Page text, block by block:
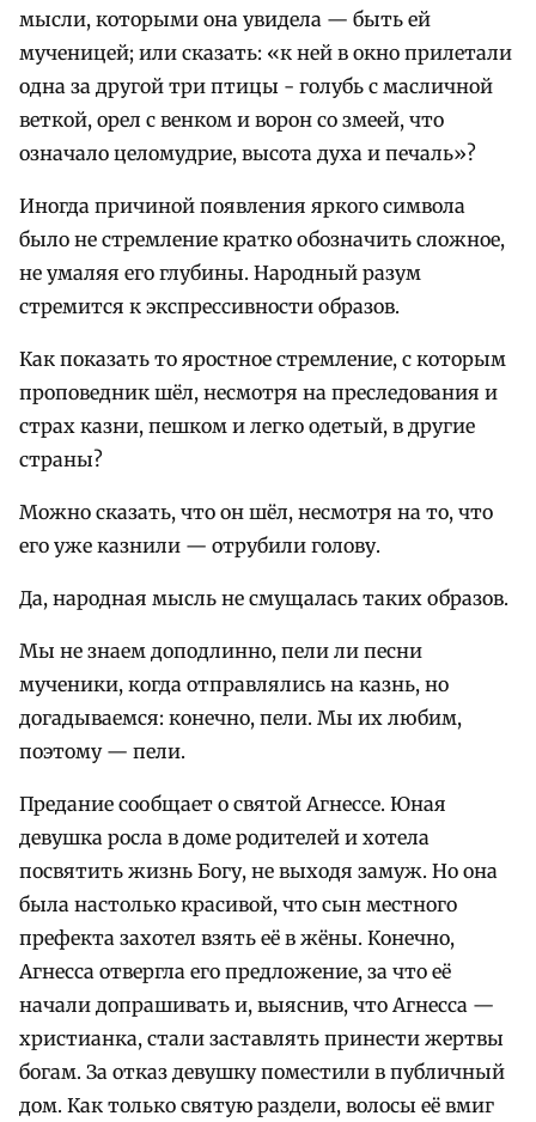
мысли, которыми она увидела — быть ей
мученицей; или сказать: «к ней в окно прилетали
одна за другой три птицы - голубь с масличной
веткой, орел с венком и ворон со змеей, что
означало целомудрие, высота духа и печаль»?
Иногда причиной появления яркого символа
было не стремление кратко обозначить сложное,
не умаляя его глубины. Народный разум
стремится к экспрессивности образов.
Как показать то яростное стремление, с которым
проповедник шёл, несмотря на преследования и
страх казни, пешком и легко одетый, в другие
страны?
Можно сказать, что он шёл, несмотря на то, что
его уже казнили — отрубили голову.
Да, народная мысль не смущалась таких образов.
Мы не знаем доподлинно, пели ли песни
мученики, когда отправлялись на казнь, но
догадываемся: конечно, пели. Мы их любим,
поэтому — пели.
Предание сообщает о святой Агнессе. Юная
девушка росла в доме родителей и хотела
посвятить жизнь Богу, не выходя замуж. Но она
была настолько красивой, что сын местного
префекта захотел взять её в жёны. Конечно,
Агнесса отвергла его предложение, за что её
начали допрашивать и, выяснив, что Агнесса —
христианка, стали заставлять принести жертвы
богам. За отказ девушку поместили в публичный
дом. Как только святую раздели, волосы её вмиг